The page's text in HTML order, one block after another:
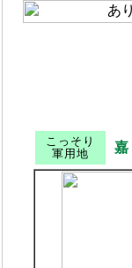
こっそり
軍用地